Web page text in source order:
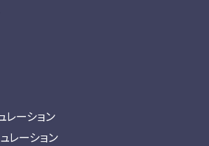
レーション
レーション